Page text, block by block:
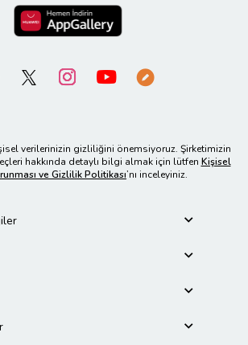
verilerinizin gizliliğini önemsiyoruz. Şirketimizin
hakkında detaylı bilgi almak için lütfen Kişisel
ve Gizlilik Politikası’nı inceleyiniz.